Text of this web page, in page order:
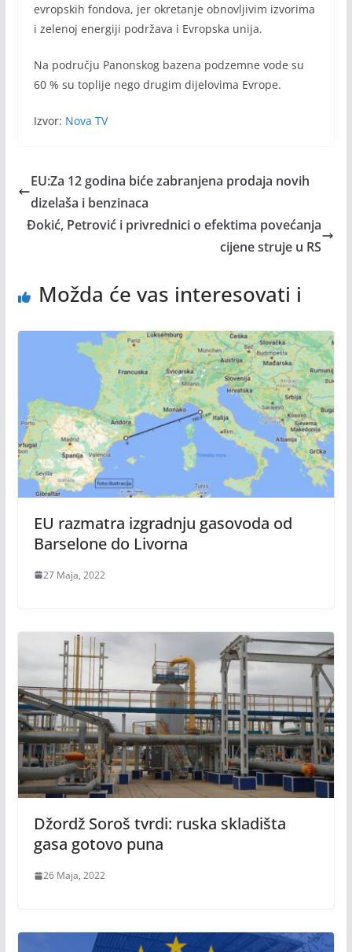
evropskih fondova, jer okretanje obnovljivim izvorima
i zelenoj energiji podržava i Evropska unija.
Na području Panonskog bazena podzemne vode su
60 % su toplije nego drugim dijelovima Evrope.
Izvor: Nova TV
EU:Za 12 godina biće zabranjena prodaja novih
dizelaša i benzinaca
Đokić, Petrović i privrednici o efektima povećanja
cijene struje u RS
Možda će vas interesovati i
EU razmatra izgradnju gasovoda od
Barselone do Livorna
27 Maja, 2022
Džordž Soroš tvrdi: ruska skladišta
gasa gotovo puna
26 Maja, 2022